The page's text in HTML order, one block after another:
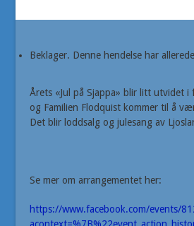
Beklager. Denne hendelse har
Årets «Jul på Sjappa» blir litt utvidet
og Familien Flodquist kommer til å
Det blir loddsalg og julesang av
Se mer om arrangementet her:
https://www.facebook.com/events/